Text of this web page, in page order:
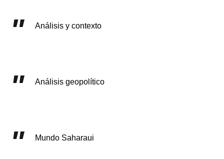
Análisis y contexto
Análisis geopolítico
Mundo Saharaui